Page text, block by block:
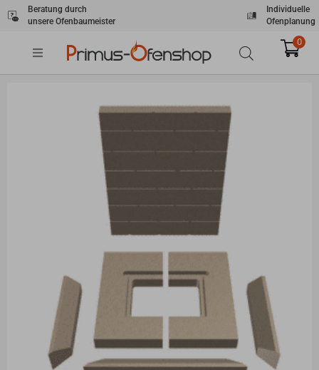
Zum
Inhalt
Beratung durch
unsere Ofenbaumeister
Individuelle
Ofenplanung
0